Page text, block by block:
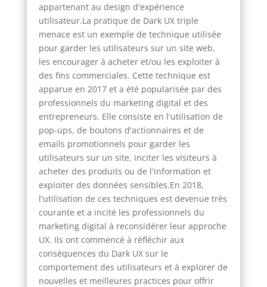
appartenant au design d'expérience
utilisateur.La pratique de Dark UX triple
menace est un exemple de technique utilisée
pour garder les utilisateurs sur un site web,
les encourager à acheter et/ou les exploiter à
des fins commerciales. Cette technique est
apparue en 2017 et a été popularisée par des
professionnels du marketing digital et des
entrepreneurs. Elle consiste en l'utilisation de
pop-ups, de boutons d'actionnaires et de
emails promotionnels pour garder les
utilisateurs sur un site, inciter les visiteurs à
acheter des produits ou de l'information et
exploiter des données sensibles.En 2018,
l'utilisation de ces techniques est devenue très
courante et a incité les professionnels du
marketing digital à reconsidérer leur approche
UX. Ils ont commencé à réfléchir aux
conséquences du Dark UX sur le
comportement des utilisateurs et à explorer de
nouvelles et meilleures practices pour offrir